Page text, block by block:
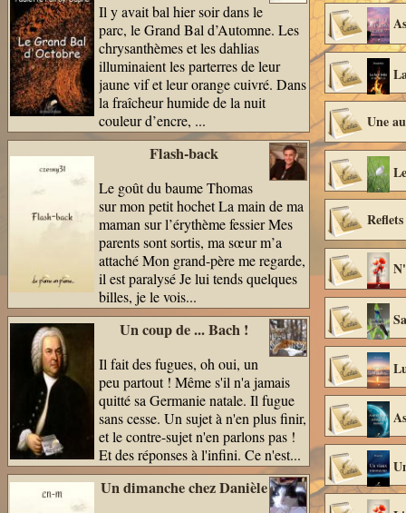
Il y avait bal hier soir dans le
parc, le Grand Bal d’Automne. Les
chrysanthèmes et les dahlias
illuminaient les parterres de leur
jaune vif et leur orange cuivré. Dans
la fraîcheur humide de la nuit
couleur d’encre, ...
Flash-back
Le goût du baume Thomas
sur mon petit hochet La main de ma
maman sur l’érythème fessier Mes
parents sont sortis, ma sœur m’a
attaché Mon grand-père me regarde,
il est paralysé Je lui tends quelques
billes, je le vois...
Un coup de ... Bach !
Il fait des fugues, oh oui, un
peu partout ! Même s'il n'a jamais
quitté sa Germanie natale. Il fugue
sans cesse. Un sujet à n'en plus finir,
et le contre-sujet n'en parlons pas !
Et des réponses à l'infini. Ce n'est...
Un dimanche chez Danièle
Une